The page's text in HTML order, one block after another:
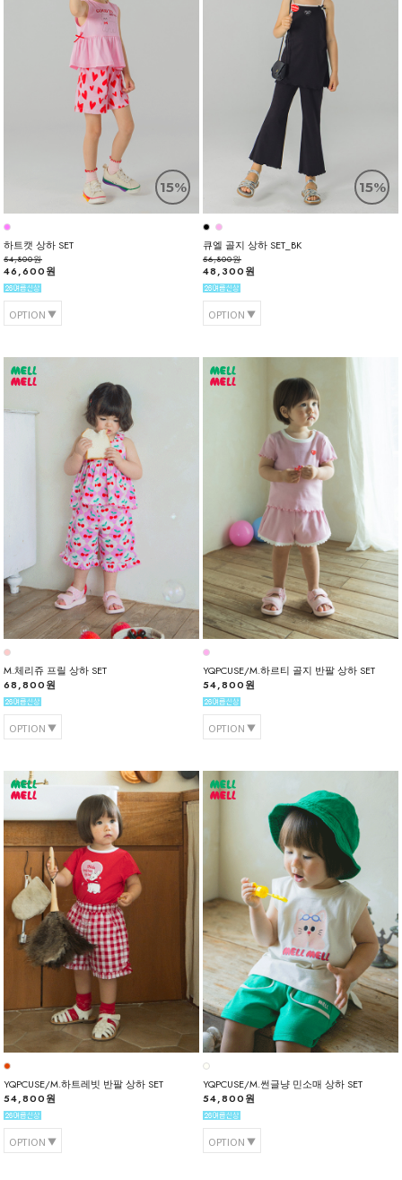
15%
하트캣 상하 SET
54,800원
46,600원
OPTION
15%
큐엘 골지 상하 SET_BK
56,800원
48,300원
OPTION
M.체리쥬 프릴 상하 SET
68,800원
OPTION
YQPCUSE/M.하르티 골지 반팔 상하 SET
54,800원
OPTION
YQPCUSE/M.하트레빗 반팔 상하 SET
54,800원
OPTION
YQPCUSE/M.썬글냥 민소매 상하 SET
54,800원
OPTION